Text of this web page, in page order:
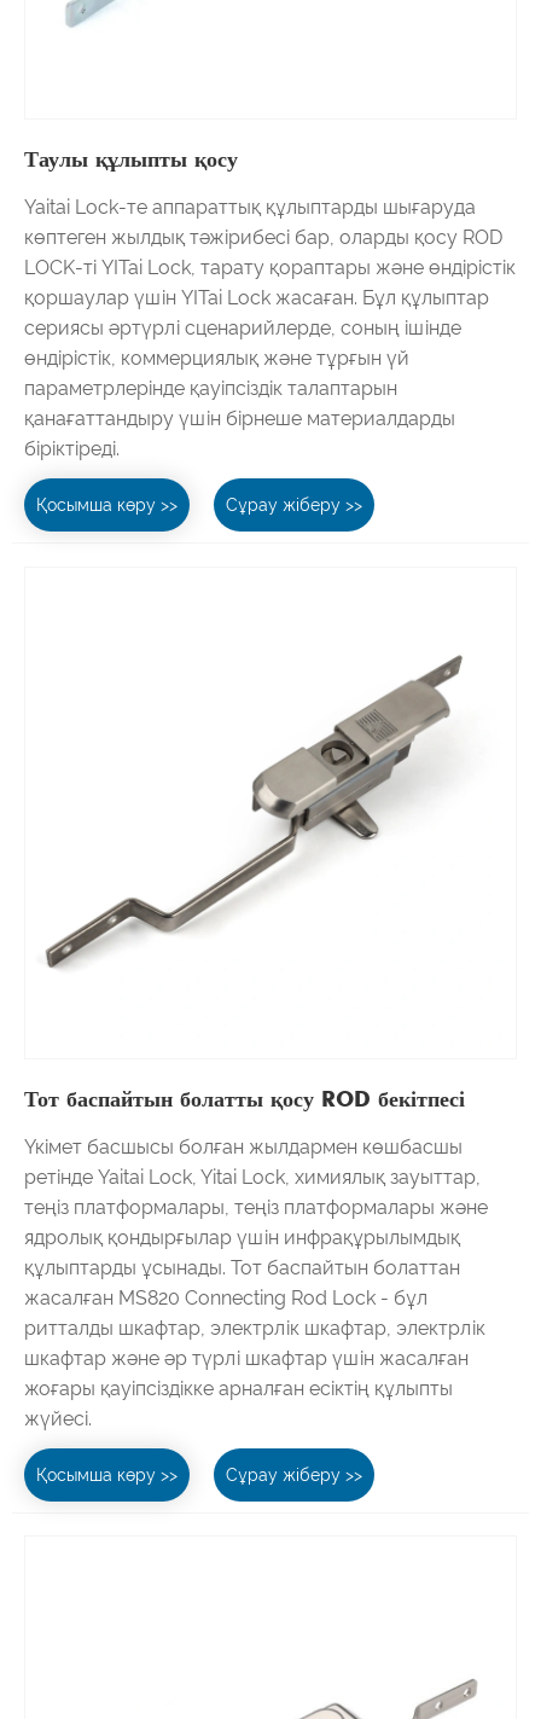
Таулы құлыпты қосу
Yaitai Lock-те аппараттық құлыптарды шығаруда
көптеген жылдық тәжірибесі бар, оларды қосу ROD
LOCK-ті YITai Lock, тарату қораптары және өндірістік
қоршаулар үшін YITai Lock жасаған. Бұл құлыптар
сериясы әртүрлі сценарийлерде, соның ішінде
өндірістік, коммерциялық және тұрғын үй
параметрлерінде қауіпсіздік талаптарын
қанағаттандыру үшін бірнеше материалдарды
біріктіреді.
Қосымша көру >> Сұрау жіберу >>
Тот баспайтын болатты қосу ROD бекітпесі
Үкімет басшысы болған жылдармен көшбасшы
ретінде Yaitai Lock, Yitai Lock, химиялық зауыттар,
теңіз платформалары, теңіз платформалары және
ядролық қондырғылар үшін инфрақұрылымдық
құлыптарды ұсынады. Тот баспайтын болаттан
жасалған MS820 Connecting Rod Lock - бұл
ритталды шкафтар, электрлік шкафтар, электрлік
шкафтар және әр түрлі шкафтар үшін жасалған
жоғары қауіпсіздікке арналған есіктің құлыпты
жүйесі.
Қосымша көру >> Сұрау жіберу >>